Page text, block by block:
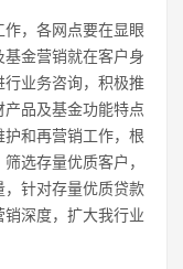
，各网点要在显眼
金营销就在客户身
业务咨询，积极推
品及基金功能特点
和再营销工作，根
选存量优质客户，
针对存量优质贷款
深度，扩大我行业